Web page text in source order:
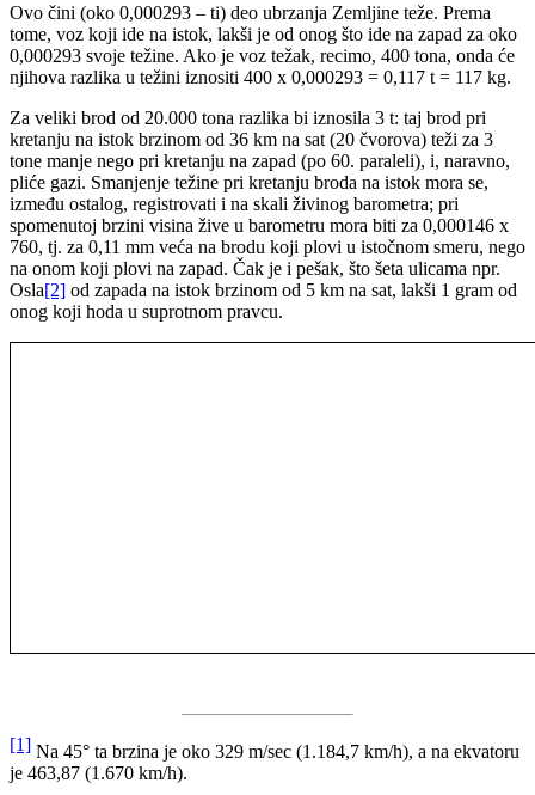
Ovo čini (oko 0,000293 – ti) deo ubrzanja Zemljine teže. Prema
tome, voz koji ide na istok, lakši je od onog što ide na zapad za oko
0,000293 svoje težine. Ako je voz težak, recimo, 400 tona, onda će
njihova razlika u težini iznositi 400 x 0,000293 = 0,117 t = 117 kg.
Za veliki brod od 20.000 tona razlika bi iznosila 3 t: taj brod pri
kretanju na istok brzinom od 36 km na sat (20 čvorova) teži za 3
tone manje nego pri kretanju na zapad (po 60. paraleli), i, naravno,
pliće gazi. Smanjenje težine pri kretanju broda na istok mora se,
između ostalog, registrovati i na skali živinog barometra; pri
spomenutoj brzini visina žive u barometru mora biti za 0,000146 x
760, tj. za 0,11 mm veća na brodu koji plovi u istočnom smeru, nego
na onom koji plovi na zapad. Čak je i pešak, što šeta ulicama npr.
Osla[2] od zapada na istok brzinom od 5 km na sat, lakši 1 gram od
onog koji hoda u suprotnom pravcu.
[1] Na 45° ta brzina je oko 329 m/sec (1.184,7 km/h), a na ekvatoru
je 463,87 (1.670 km/h).